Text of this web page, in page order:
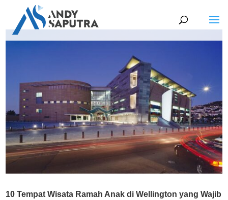
10 Tempat Wisata Ramah Anak di Wellington yang Wajib